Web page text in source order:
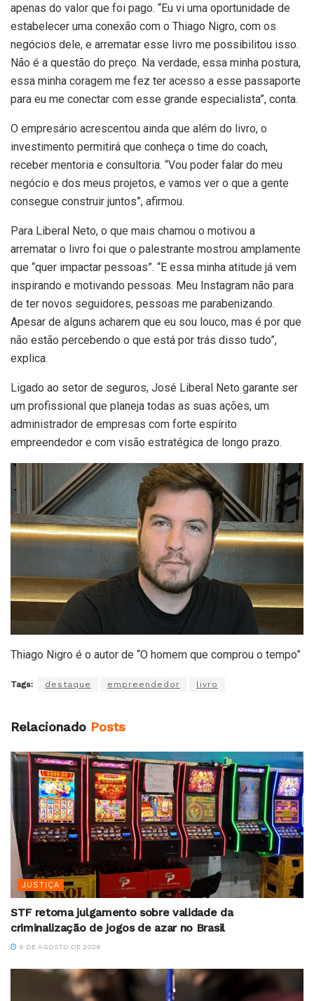
apenas do valor que foi pago. “Eu vi uma oportunidade de
estabelecer uma conexão com o Thiago Nigro, com os
negócios dele, e arrematar esse livro me possibilitou isso.
Não é a questão do preço. Na verdade, essa minha postura,
essa minha coragem me fez ter acesso a esse passaporte
para eu me conectar com esse grande especialista”, conta.
O empresário acrescentou ainda que além do livro, o
investimento permitirá que conheça o time do coach,
receber mentoria e consultoria. “Vou poder falar do meu
negócio e dos meus projetos, e vamos ver o que a gente
consegue construir juntos”, afirmou.
Para Liberal Neto, o que mais chamou o motivou a
arrematar o livro foi que o palestrante mostrou amplamente
que “quer impactar pessoas”. “E essa minha atitude já vem
inspirando e motivando pessoas. Meu Instagram não para
de ter novos seguidores, pessoas me parabenizando.
Apesar de alguns acharem que eu sou louco, mas é por que
não estão percebendo o que está por trás disso tudo”,
explica.
Ligado ao setor de seguros, José Liberal Neto garante ser
um profissional que planeja todas as suas ações, um
administrador de empresas com forte espírito
empreendedor e com visão estratégica de longo prazo.
Thiago Nigro é o autor de “O homem que comprou o tempo”
Tags: destaque empreendedor livro
Relacionado Posts
JUSTIÇA
STF retoma julgamento sobre validade da
criminalização de jogos de azar no Brasil
6 DE AGOSTO DE 2026